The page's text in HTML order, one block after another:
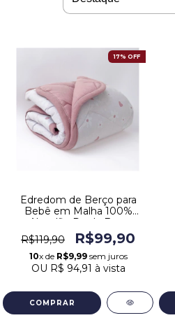
17% OFF
Edredom de Berço para
Bebê em Malha 100%
Algodão Dupla Face
Estampa Flor Rosa
R$119,90 R$99,90
10x de R$9,99sem juros
OU R$ 94,91 à vista